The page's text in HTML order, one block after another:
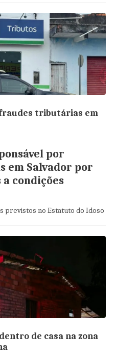
tributárias em
por
em Salvador por
condições
previstos no Estatuto do Idoso
de casa na zona